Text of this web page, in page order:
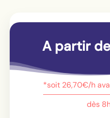
A partir
*soit 26,70€/h
dès